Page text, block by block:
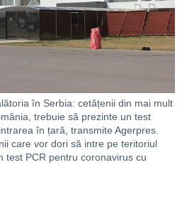
în Serbia: cetățenii din mai mult
trebuie să prezinte un test
în țară, transmite Agerpres.
care vor dori să intre pe teritoriul
test PCR pentru coronavirus cu